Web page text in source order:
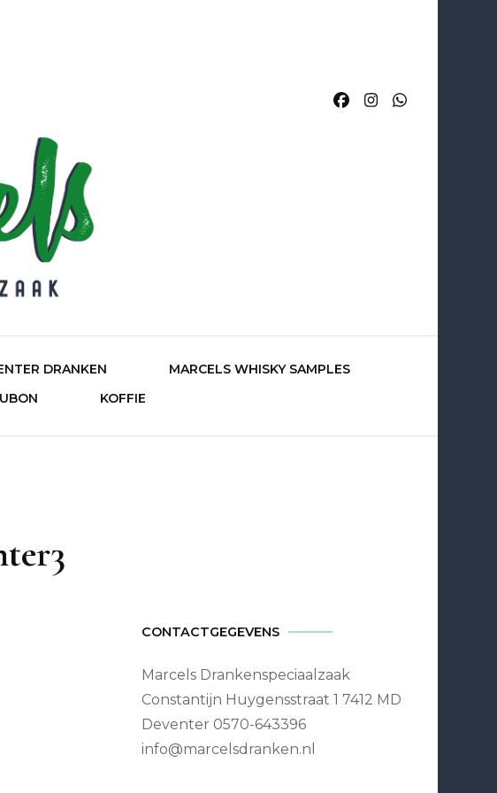
DRANKEN
MARCELS WHISKY SAMPLES
KOFFIE
CONTACTGEGEVENS
Marcels Drankenspeciaalzaak
Constantijn Huygensstraat 1 7412 MD
Deventer 0570-643396
info@marcelsdranken.nl